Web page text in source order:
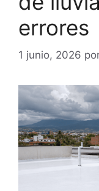
errores
1 junio, 2026